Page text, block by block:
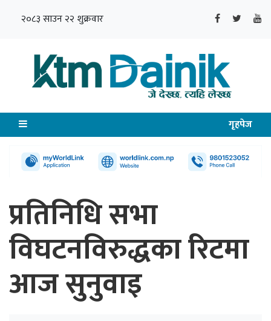
२०८३ साउन २२ शुक्रवार
गृहपेज
प्रतिनिधि सभा
विघटनविरुद्धका रिटमा
आज सुनुवाइ